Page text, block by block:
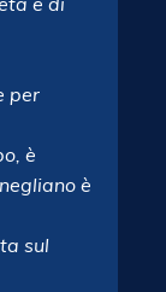
per
è
è
sul